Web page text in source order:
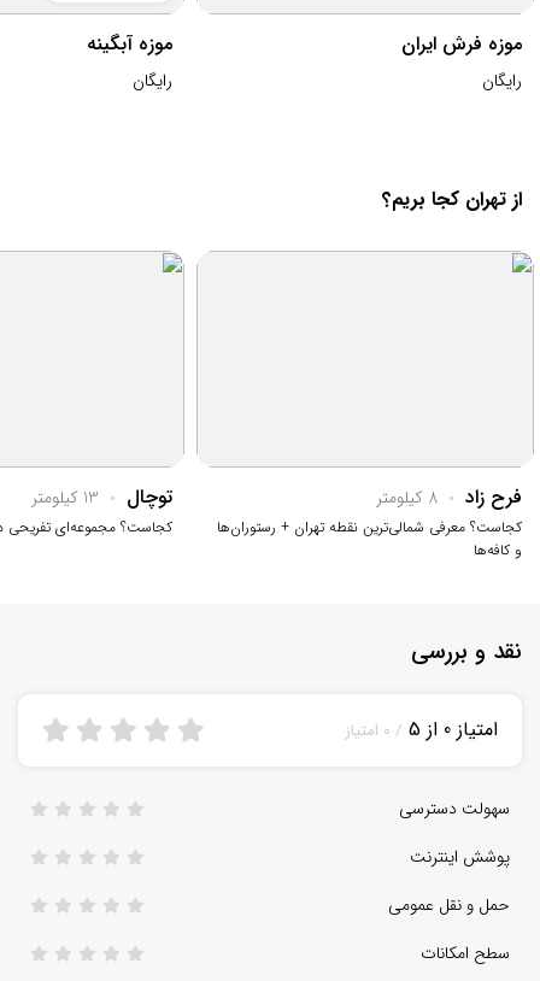
موزه فرش ایران
رایگان
موزه آبگینه
رایگان
از تهران کجا بریم؟
فرح زاد 8 کیلومتر
کجاست؟ معرفی شمالی‌ترین نقطه تهران + رستوران‌ها
و کافه‌ها
توچال 13 کیلومتر
کجاست؟ مجموعه‌ای تفریحی
نقد و بررسی
امتیاز 0 از 5 / 0 امتیاز
سهولت دسترسی
پوشش اینترنت
حمل و نقل عمومی
سطح امکانات